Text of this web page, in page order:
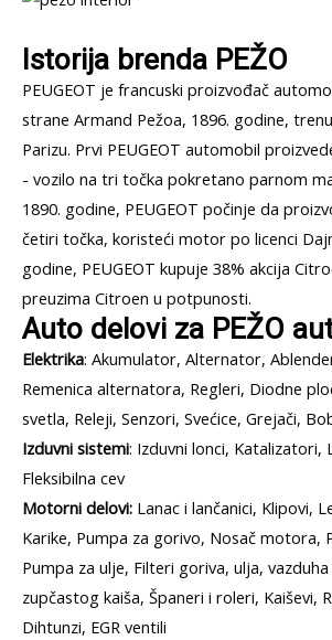
Istorija brenda PEŽO
PEUGEOT je francuski proizvođač
strane Armand Pežoa, 1896. godine,
Parizu. Prvi PEUGEOT automobil
- vozilo na tri točka pokretano parnom
1890. godine, PEUGEOT počinje da
četiri točka, koristeći motor po licenci
godine, PEUGEOT kupuje 38% akcija
preuzima Citroen u potpunosti.
Auto delovi za PEŽO
Elektrika: Akumulator, Alternator,
Remenica alternatora, Regleri, Diodne
svetla, Releji, Senzori, Svećice, Grejači,
Izduvni sistemi: Izduvni lonci, Katalizatori,
Fleksibilna cev
Motorni delovi: Lanac i lančanici, Klipovi,
Karike, Pumpa za gorivo, Nosač motora,
Pumpa za ulje, Filteri goriva, ulja,
zupčastog kaiša, Španeri i roleri, Kaiševi,
Dihtunzi, EGR ventili